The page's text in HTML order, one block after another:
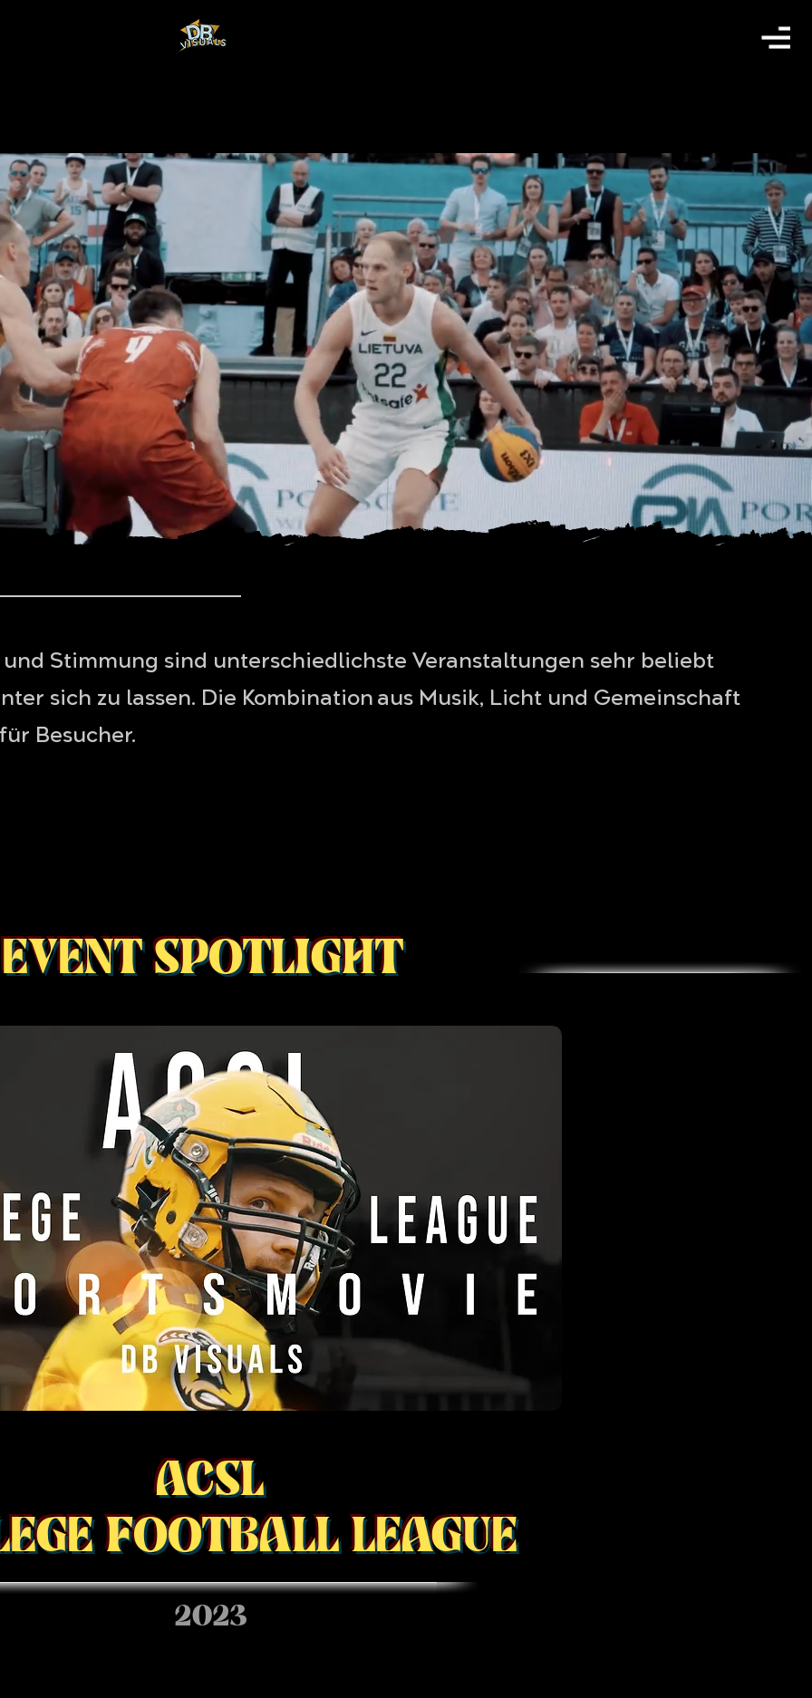
Stimmung sind unterschiedlichste Veranstaltungen sehr beliebt
sich zu lassen. Die Kombination aus Musik, Licht und Gemeinschaft
Besucher.
EVENT SPOTLIGHT
ACSL
FOOTBALL LEAGUE
2023